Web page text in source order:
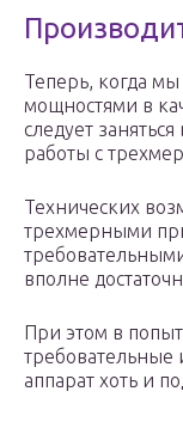
Теперь, когда
мощностями в
следует
работы с
Технических
трехмерными
вполне
При этом в
аппарат хоть и